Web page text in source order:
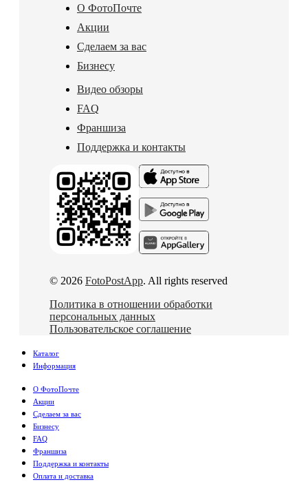
О ФотоПочте
Акции
Сделаем за вас
Бизнесу
Видео обзоры
FAQ
Франшиза
Поддержка и контакты
© 2026 FotoPostApp. All rights reserved
Политика в отношении обработки
персональных данных
Пользовательское соглашение
Каталог
Информация
О ФотоПочте
Акции
Сделаем за вас
Бизнесу
FAQ
Франшиза
Поддержка и контакты
Оплата и доставка